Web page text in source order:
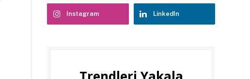
Instagram LinkedIn